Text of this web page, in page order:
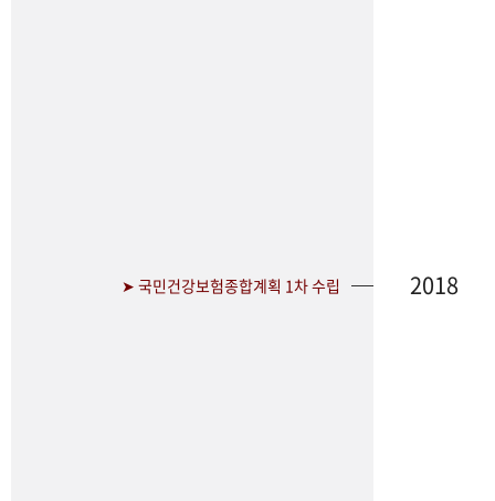
➤ 국민건강보험종합계획 1차 수립 2018